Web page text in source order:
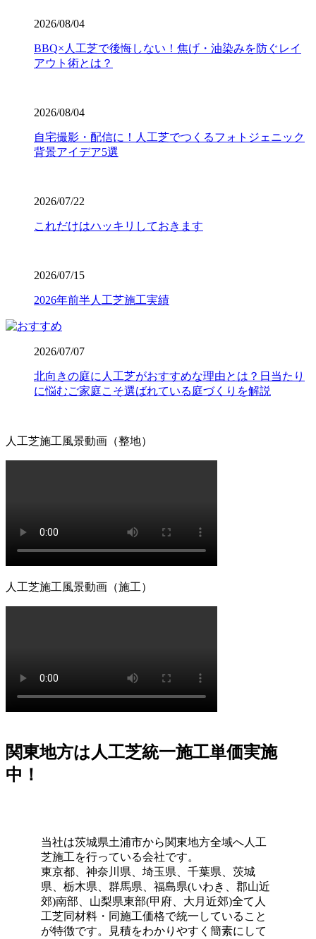
当社の人工芝は、厳しい世界基準である海外のFIFA認定を
す。この認定は、スポーツにおける激しい衝撃や摩擦への
耐久性が保証されている証です。お子様が全力で走り回っ
が安全に、そしてアクティブに過ごせる空間を、確かな品
で、幅広い対応が可能です。まずは無料見積もりで、プロ
仕様の品質をご検討ください。
業者の選定で最も重要なのは、実は製品以上に「施工技
術」です。どんなに高級な人工芝を使っても、下地の処理
が甘かったり継ぎ目の接合が未熟だったりすると、数年で
フが責任を持って基礎から敷き込みまで一貫して行いま
す。細部までピシっと揃った、見ていて気持ちが良いほど
のフラットな仕上がりは、多くのお客様から高い評価をい
ただいております。プロの職人魂が宿る仕上がりをご提案
から始まります。
2026.7.16
す。その点、ワイズヴェルデの製品は15年の耐用を実証済
みです。長期間の使用に耐えうる高品質な素材選びこそ
いお庭づくりを、専門家の視点から支えます。
「人工芝を導入したいけれど、初期費用が気になる」とい
とが可能です。関東圏内での施工実績はトップクラスを誇
2026.7.1
お庭でのバーベキューは家族や友人との格別なひとときで
洗いも可能なため、清潔な状態を長く保てます。ただし、
素材の特性上、熱湯を直接かけたり火気を近づけすぎたり
することには注意が必要です。耐熱温度を守ることで、美
しいグリーンを長く愛用していただけます。施工後のアフ
ターケアやお手入れ方法の詳細まで、私たちがトータルで
サポートさせていただきます。安心してアウトドアを楽し
めるお庭作りを実現します。
2026/08/04
BBQ×人工芝で後悔しない！焦げ・油染みを防ぐレイ
アウト術とは？
2026/08/04
自宅撮影・配信に！人工芝でつくるフォトジェニック
背景アイデア5選
2026/07/22
これだけはハッキリしておきます
2026/07/15
2026年前半人工芝施工実績
2026/07/07
北向きの庭に人工芝がおすすめな理由とは？日当たり
に悩むご家庭こそ選ばれている庭づくりを解説
人工芝施工風景動画（整地）
人工芝施工風景動画（施工）
関東地方は人工芝統一施工単価実施
中！
当社は茨城県土浦市から関東地方全域へ人工
芝施工を行っている会社です。
東京都、神奈川県、埼玉県、千葉県、茨城
県、栃木県、群馬県、福島県(いわき、郡山近
郊)南部、山梨県東部(甲府、大月近郊)全て人
工芝同材料・同施工価格で統一していること
が特徴です。見積をわかりやすく簡素にして